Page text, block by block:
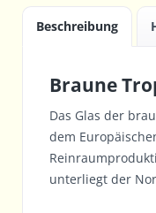
Beschreibung
Braune
Das Glas der
dem
unterliegt der